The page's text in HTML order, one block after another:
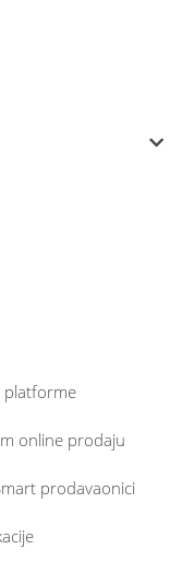
platforme
online prodaju
prodavaonici